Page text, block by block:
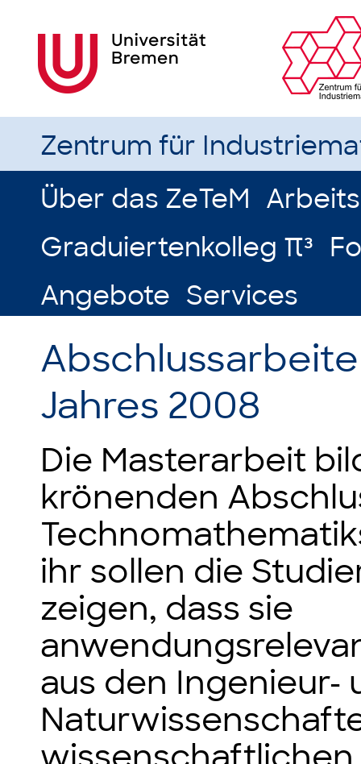
Zentrum für
Über das ZeTeM
Graduiertenkolleg π³
Angebote Services
Jahres 2008
Die Masterarbeit
krönenden
ihr sollen die
zeigen, dass sie
aus den Ingenieur-